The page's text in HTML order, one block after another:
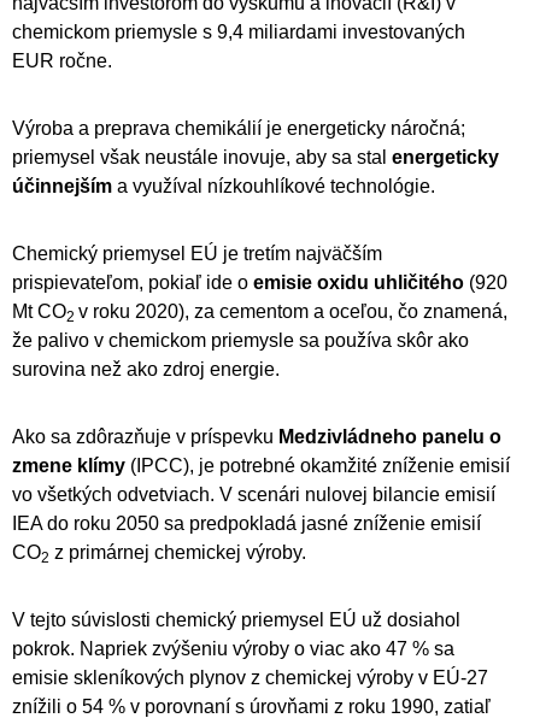
chemickom priemysle s 9,4 miliardami investovaných
EUR ročne.
Výroba a preprava chemikálií je energeticky náročná;
priemysel však neustále inovuje, aby sa stal energeticky
účinnejším a využíval nízkouhlíkové technológie.
Chemický priemysel EÚ je tretím najväčším
prispievateľom, pokiaľ ide o emisie oxidu uhličitého (920
Mt CO2 v roku 2020), za cementom a oceľou, čo znamená,
že palivo v chemickom priemysle sa používa skôr ako
surovina než ako zdroj energie.
Ako sa zdôrazňuje v príspevku Medzivládneho panelu o
zmene klímy (IPCC), je potrebné okamžité zníženie emisií
vo všetkých odvetviach. V scenári nulovej bilancie emisií
IEA do roku 2050 sa predpokladá jasné zníženie emisií
CO2 z primárnej chemickej výroby.
V tejto súvislosti chemický priemysel EÚ už dosiahol
pokrok. Napriek zvýšeniu výroby o viac ako 47 % sa
emisie skleníkových plynov z chemickej výroby v EÚ-27
znížili o 54 % v porovnaní s úrovňami z roku 1990, zatiaľ